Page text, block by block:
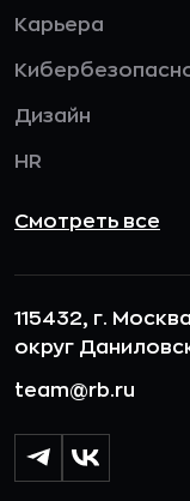
Карьера
Дизайн
HR
Смотреть все
115432, г.
округ
team@rb.ru